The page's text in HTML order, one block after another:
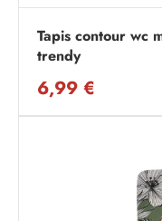
Tapis contour wc
trendy
6,99 €